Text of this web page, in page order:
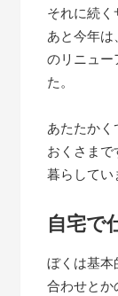
それに続く
あと今年は
のリニュー
た。
あたたか
おくさま
暮らしてい
自宅で
ぼくは基本
合わせと